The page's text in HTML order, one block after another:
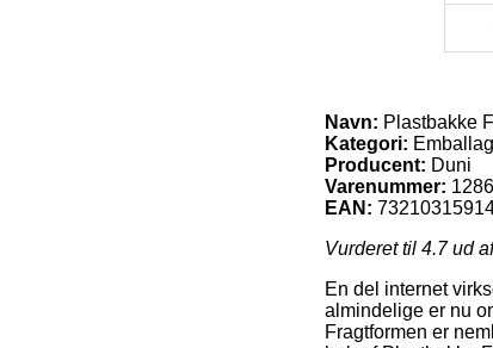
Navn: Plastbakke
Kategori:
Producent: Duni
Varenummer:
EAN:
Vurderet til 4.7ud
En del internet
almindelige er nu
Fragtformen er